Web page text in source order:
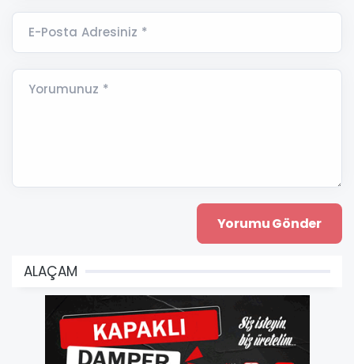
E-Posta Adresiniz *
Yorumunuz *
ALAÇAM